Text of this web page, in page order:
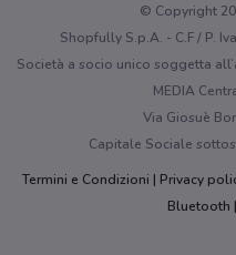
© Copyright
Shopfully S.p.A. - C.F / P.
Società a socio unico soggetta
MEDIA
Via Giosuè
Capitale Sociale
Termini e Condizioni
Privacy
Bluetooth